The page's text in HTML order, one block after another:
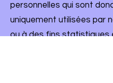
personnelles qui sont
uniquement utilisées par
ou à des fins statistiques